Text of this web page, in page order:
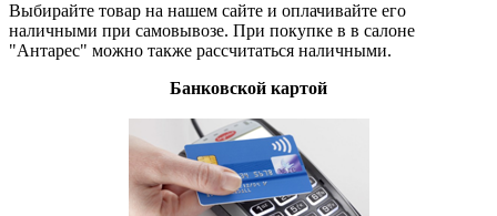
Выбирайте товар на нашем сайте и оплачивайте его
наличными при самовывозе. При покупке в в салоне
"Антарес" можно также рассчитаться наличными.
Банковской картой